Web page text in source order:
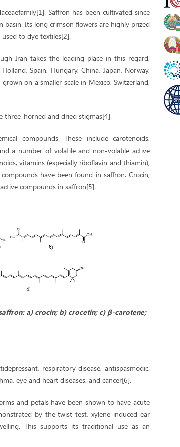
Saffron has been cultivated since
Its long crimson flowers are highly prized
to dye textiles[2].
Iran takes the leading place in this regard,
Spain, Hungary, China, Japan, Norway,
on a smaller scale in Mexico, Switzerland,
three-horned and dried stigmas[4].
compounds. These include carotenoids,
a number of volatile and non-volatile active
vitamins (especially riboflavin and thiamin),
have been found in saffron. Crocin,
compounds in saffron[5].
a) crocin; b) crocetin; c) β-carotene;
respiratory disease, antispasmodic,
eye and heart diseases, and cancer[6].
and petals have been shown to have acute
by the twist test, xylene-induced ear
This supports its traditional use as an